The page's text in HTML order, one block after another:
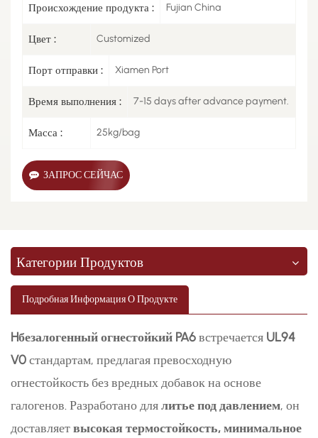
Происхождение продукта : Fujian China
Цвет : Customized
Порт отправки : Xiamen Port
Время выполнения : 7-15 days after advance payment.
Масса : 25kg/bag
ЗАПРОС СЕЙЧАС
Категории Продуктов
Подробная Информация О Продукте
Hбезалогенный огнестойкий PA6встречается UL94
V0стандартам, предлагая превосходную
огнестойкость без вредных добавок на основе
галогенов. Разработано длялитье под давлением, он
доставляетвысокая термостойкость, минимальное